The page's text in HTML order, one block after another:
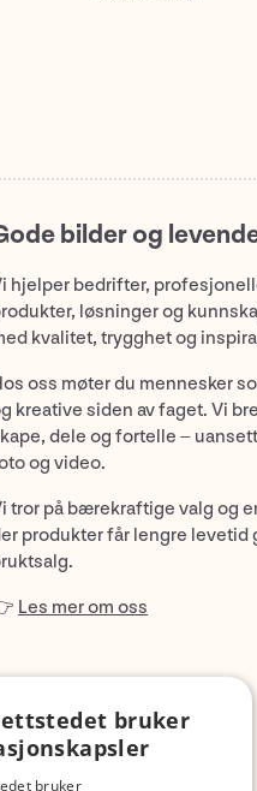
bilder og
hjelper bedrifter,
løsninger og
kvalitet, trygghet og
oss møter du mennesker
kreative siden av faget. Vi
dele og fortelle –
og video.
tror på bærekraftige valg og
produkter får lengre levetid
Les mer om oss
bruker
bruker